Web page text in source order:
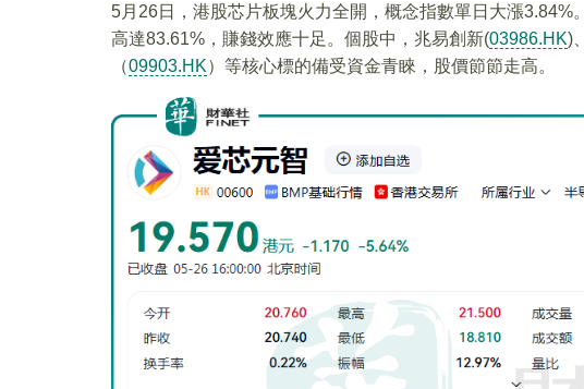
5月26日，港股芯片板塊火力全開，概念指數單日大漲3.84%
高達83.61%，賺錢效應十足。個股中，兆易創新(03986.HK)
（09903.HK）等核心標的備受資金青睞，股價節節走高。